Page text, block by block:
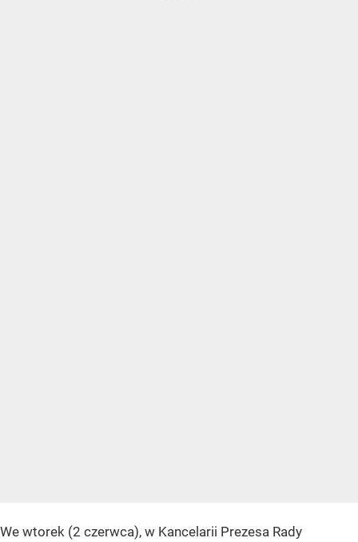
We wtorek (2 czerwca), w Kancelarii Prezesa Rady